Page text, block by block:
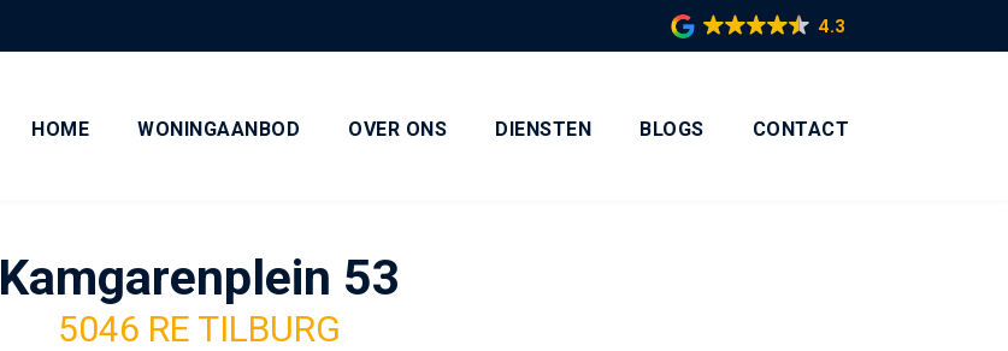
4.3
HOME WONINGAANBOD OVER ONS DIENSTEN BLOGS CONTACT
Kamgarenplein 53
5046 RE TILBURG